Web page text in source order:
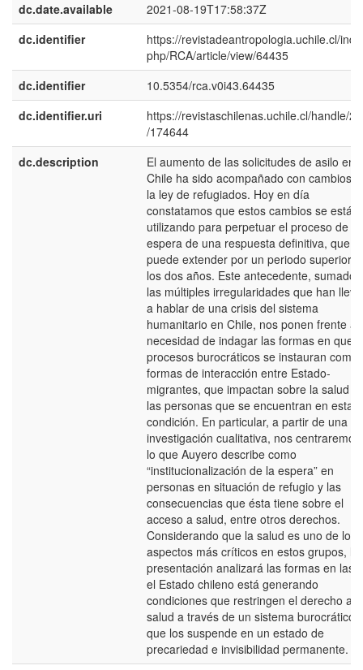
dc.date.available
2021-08-19T17:58:37Z
dc.identifier
https://revistadeantropologia.uchile.cl/
php/RCA/article/view/64435
dc.identifier
10.5354/rca.v0i43.64435
dc.identifier.uri
https://revistaschilenas.uchile.cl/handle/
/174644
dc.description
El aumento de las solicitudes de asilo en
Chile ha sido acompañado con cambios
la ley de refugiados. Hoy en día
constatamos que estos cambios se están
utilizando para perpetuar el proceso de
espera de una respuesta definitiva, que
puede extender por un periodo superior a
los dos años. Este antecedente, sumado
las múltiples irregularidades que han
a hablar de una crisis del sistema
humanitario en Chile, nos ponen frente a
necesidad de indagar las formas en que
procesos burocráticos se instauran como
formas de interacción entre Estado-
migrantes, que impactan sobre la salud
las personas que se encuentran en esta
condición. En particular, a partir de una
investigación cualitativa, nos
lo que Auyero describe como
“institucionalización de la espera” en
personas en situación de refugio y las
consecuencias que ésta tiene sobre el
acceso a salud, entre otros derechos.
Considerando que la salud es uno de los
aspectos más críticos en estos grupos, la
presentación analizará las formas en las
el Estado chileno está generando
condiciones que restringen el derecho a
salud a través de un sistema burocrático
que los suspende en un estado de
precariedad e invisibilidad permanente.